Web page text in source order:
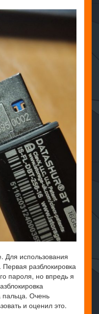
Для использования
разблокировка
пароля, но впредь я
пальца. Очень
и оценил это.